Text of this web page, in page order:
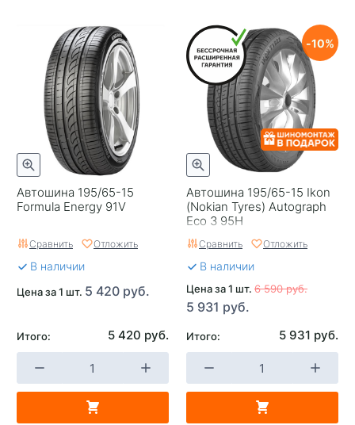
Тип протектора
Дорожный
Тип шины
Легковые
RunFlat
Нет
Комплектация
Шина
Шип
Нешипованная
Страна изготовителя
Россия
Автошина 195/65-15
Formula Energy 91V
Сравнить Отложить
В наличии
Цена за 1 шт. 5 420 руб.
Итого: 5 420 руб.
Автошина 195/65-15 Ikon
(Nokian Tyrеs) Autograph
Eco 3 95H
10
Сравнить Отложить
В наличии
Цена за 1 шт. 6 590 руб.
5 931 руб.
Итого: 5 931 руб.